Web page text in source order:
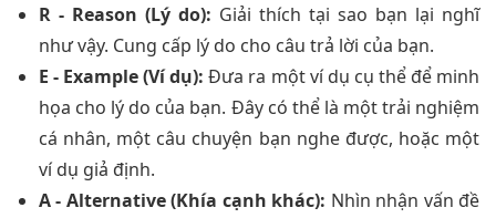
R - Reason (Lý do): Giải thích tại sao bạn lại nghĩ
như vậy. Cung cấp lý do cho câu trả lời của bạn.
E - Example (Ví dụ): Đưa ra một ví dụ cụ thể để minh
họa cho lý do của bạn. Đây có thể là một trải nghiệm
cá nhân, một câu chuyện bạn nghe được, hoặc một
ví dụ giả định.
A - Alternative (Khía cạnh khác): Nhìn nhận vấn đề